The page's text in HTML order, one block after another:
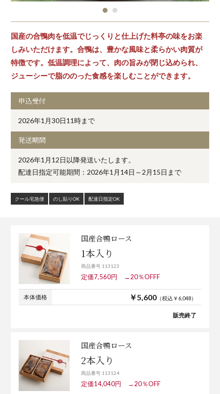
国産の合鴨肉を低温でじっくりと仕上げた料亭の味をお楽
しみいただけます。合鴨は、豊かな風味と柔らかい肉質が
特徴です。低温調理によって、肉の旨みが閉じ込められ、
ジューシーで脂ののった食感を楽しむことができます。
申込受付
2026年1月30日11時まで
発送期間
2026年1月12日以降発送いたします。
配達日指定可能期間：2026年1月14日～2月15日まで
クール宅急便 のし貼りOK 配達日指定OK
国産合鴨ロース
1本入り
商品番号 113123
定価7,560円 →20％OFFF
本体価格 ￥5,600（税込￥6,048）
販売終了
国産合鴨ロース
2本入り
商品番号 113124
定価14,040円 →20％OFF